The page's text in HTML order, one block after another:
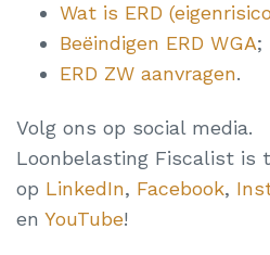
Wat is ERD
Beëindigen ERD WGA;
ERD ZW aanvragen.
Volg ons op social media.
Loonbelasting Fiscalist is
op LinkedIn, Facebook,
en YouTube!